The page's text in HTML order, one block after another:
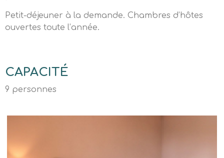
Petit-déjeuner à la demande. Chambres d’hôtes
ouvertes toute l’année.
CAPACITÉ
9 personnes